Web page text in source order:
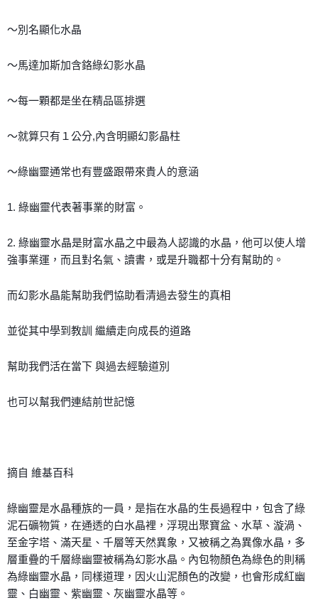
每筆NT$80，滿NT$3,000(含以上)免運費
免運費
～別名顯化水晶
～馬達加斯加含鉻綠幻影水晶
～每一顆都是坐在精品區排選
～就算只有１公分,內含明顯幻影晶柱
～綠幽靈通常也有豐盛跟帶來貴人的意涵
1. 綠幽靈代表著事業的財富。
2. 綠幽靈水晶是財富水晶之中最為人認識的水晶，他可以使人增
強事業運，而且對名氣、讀書，或是升職都十分有幫助的。
而幻影水晶能幫助我們協助看清過去發生的真相
並從其中學到教訓 繼續走向成長的道路
幫助我們活在當下 與過去經驗道別
也可以幫我們連結前世記憶
摘自 維基百科
綠幽靈是水晶種族的一員，是指在水晶的生長過程中，包含了綠
泥石礦物質，在通透的白水晶裡，浮現出聚寶盆、水草、漩渦、
至金字塔、滿天星、千層等天然異象，又被稱之為異像水晶，多
層重疊的千層綠幽靈被稱為幻影水晶。內包物顏色為綠色的則稱
為綠幽靈水晶，同樣道理，因火山泥顏色的改變，也會形成紅幽
靈、白幽靈、紫幽靈、灰幽靈水晶等。